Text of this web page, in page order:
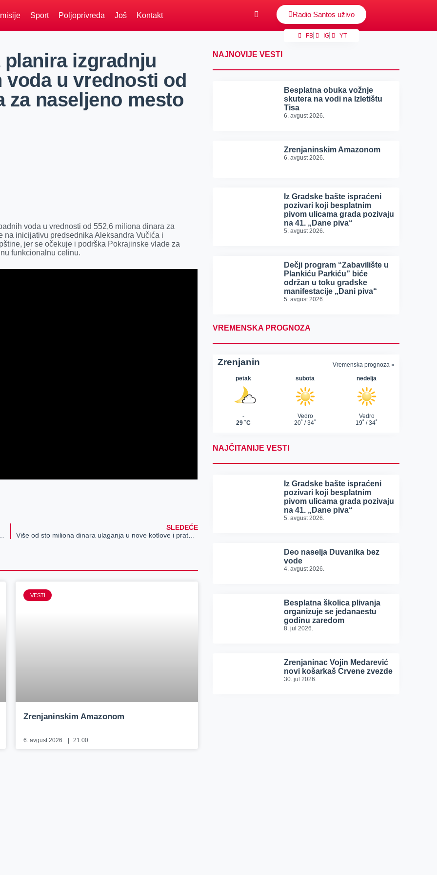
Sport Poljoprivreda Još Kontakt Radio Santos uživo
FB IG YT
izgradnju
u vrednosti od
za naseljeno mesto
voda u vrednosti od 552,6 miliona dinara za
na inicijativu predsednika Aleksandra Vučića i
jer se očekuje i podrška Pokrajinske vlade za
funkcionalnu celinu.
Srpskog narodnog odbora
SLEDEĆE
Više od sto miliona dinara ulaganja u nove kotlove i prateću infrastrukturu u nekoliko zrenjaninskih škola i Domu zdravlja
VESTI
Zrenjaninskim Amazonom
6. avgust 2026. 21:00
NAJNOVIJE VESTI
Besplatna obuka vožnje
skutera na vodi na Izletištu
Tisa
6. avgust 2026.
Zrenjaninskim Amazonom
6. avgust 2026.
Iz Gradske bašte ispraćeni
pozivari koji besplatnim
pivom ulicama grada pozivaju
na 41. „Dane piva“
5. avgust 2026.
Dečji program “Zabavilište u
Plankiću Parkiću” biće
održan u toku gradske
manifestacije „Dani piva“
5. avgust 2026.
VREMENSKA PROGNOZA
NAJČITANIJE VESTI
Iz Gradske bašte ispraćeni
pozivari koji besplatnim
pivom ulicama grada pozivaju
na 41. „Dane piva“
5. avgust 2026.
Deo naselja Duvanika bez
vode
4. avgust 2026.
Besplatna školica plivanja
organizuje se jedanaestu
godinu zaredom
8. jul 2026.
Zrenjaninac Vojin Medarević
novi košarkaš Crvene zvezde
30. jul 2026.